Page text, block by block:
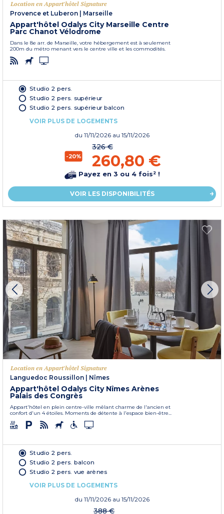
Location en Appart'hôtel Signature
Provence et Luberon | Marseille
Appart'hôtel Odalys City Marseille Centre
Parc Chanot Vélodrome
Dans le 8e arr. de Marseille, votre hébergement est à seulement
200m du métro menant vers le centre ville et les commodités.
Studio 2 pers.
Studio 2 pers. supérieur
Studio 2 pers. supérieur balcon
VOIR PLUS DE LOGEMENTS
du 11/11/2026 au 15/11/2026
-20%
326 €
260,80 €
Payez en 3 ou 4 fois² !
VOIR LES DISPONIBILITÉS
Location en Appart'hôtel Signature
Languedoc Roussillon | Nîmes
Appart'hôtel Odalys City Nîmes Arènes
Palais des Congrès
Appart'hôtel en plein centre-ville mêlant charme de l'ancien et
confort d'un 4 étoiles. Moments de détente à l'espace bien-être...
Studio 2 pers.
Studio 2 pers. balcon
Studio 2 pers. vue arènes
VOIR PLUS DE LOGEMENTS
du 11/11/2026 au 15/11/2026
388 €